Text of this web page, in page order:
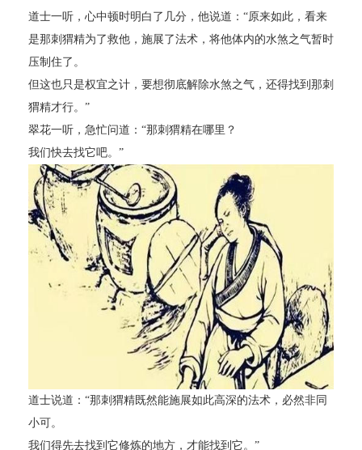
道士一听，心中顿时明白了几分，他说道：“原来如此，看来
是那刺猬精为了救他，施展了法术，将他体内的水煞之气暂时
压制住了。
但这也只是权宜之计，要想彻底解除水煞之气，还得找到那刺
猬精才行。”
翠花一听，急忙问道：“那刺猬精在哪里？
我们快去找它吧。”
道士说道：“那刺猬精既然能施展如此高深的法术，必然非同
小可。
我们得先去找到它修炼的地方，才能找到它。”